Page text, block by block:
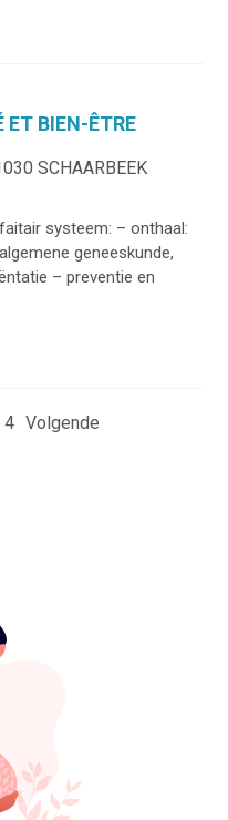
BIEN-ÊTRE
SCHAARBEEK
systeem: – onthaal:
geneeskunde,
– preventie en
4 Volgende